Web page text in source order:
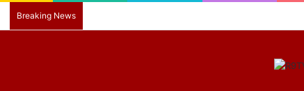
Breaking News